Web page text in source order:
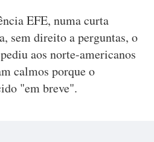
EFE, numa curta
sem direito a perguntas, o
aos norte-americanos
calmos porque o
"em breve".